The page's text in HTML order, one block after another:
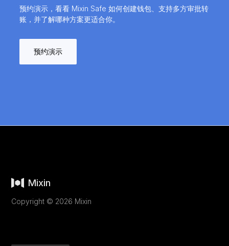
预约演示，看看 Mixin Safe 如何创建钱包、支持多方审批转
账，并了解哪种方案更适合你。
预约演示
Mixin
Copyright © 2026 Mixin